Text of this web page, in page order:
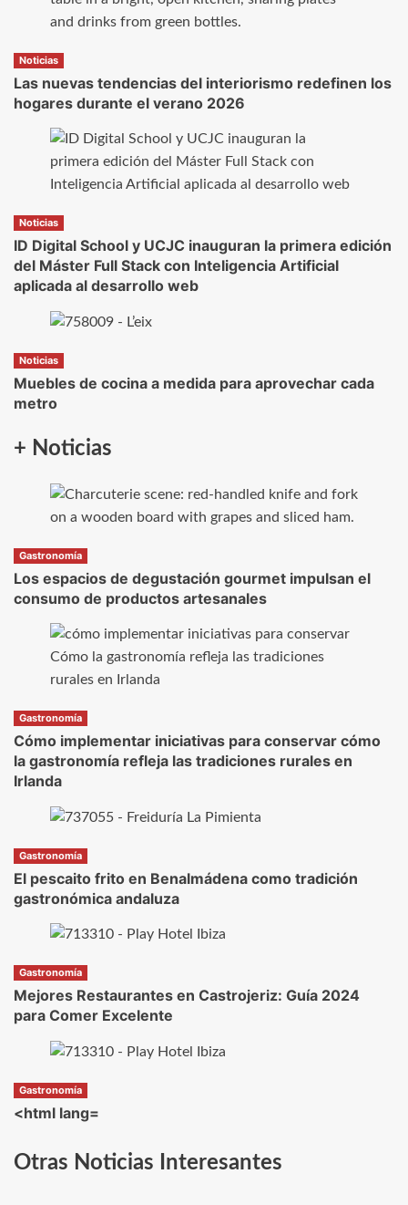
Noticias
Las nuevas tendencias del interiorismo redefinen los
hogares durante el verano 2026
Noticias
ID Digital School y UCJC inauguran la primera edición
del Máster Full Stack con Inteligencia Artificial
aplicada al desarrollo web
Noticias
Muebles de cocina a medida para aprovechar cada
metro
+ Noticias
Gastronomía
Los espacios de degustación gourmet impulsan el
consumo de productos artesanales
Gastronomía
Cómo implementar iniciativas para conservar cómo
la gastronomía refleja las tradiciones rurales en
Irlanda
Gastronomía
El pescaito frito en Benalmádena como tradición
gastronómica andaluza
Gastronomía
Mejores Restaurantes en Castrojeriz: Guía 2024
para Comer Excelente
Gastronomía
<html lang=
Otras Noticias Interesantes